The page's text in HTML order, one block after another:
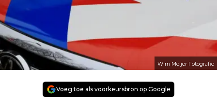
Wim Meijer Fotografie
Voeg toe als voorkeursbron op Google